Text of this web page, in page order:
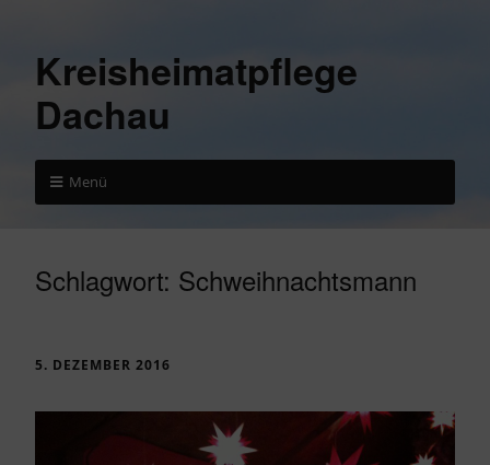
Kreisheimatpflege
Dachau
Menü
Schlagwort: Schweihnachtsmann
5. DEZEMBER 2016